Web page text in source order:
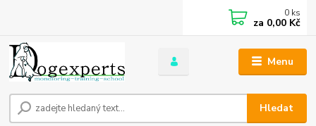
Menu
Hledat
0 ks
za 0,00 Kč